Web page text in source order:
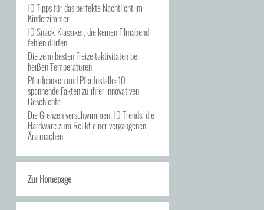
10 Tipps für das perfekte Nachtlicht im
Kinderzimmer
10 Snack-Klassiker, die keinen Filmabend
fehlen dürfen
Die zehn besten Freizeitaktivitäten bei
heißen Temperaturen
Pferdeboxen und Pferdeställe: 10
spannende Fakten zu ihrer innovativen
Geschichte
Die Grenzen verschwimmen: 10 Trends, die
Hardware zum Relikt einer vergangenen
Ära machen
Zur Homepage